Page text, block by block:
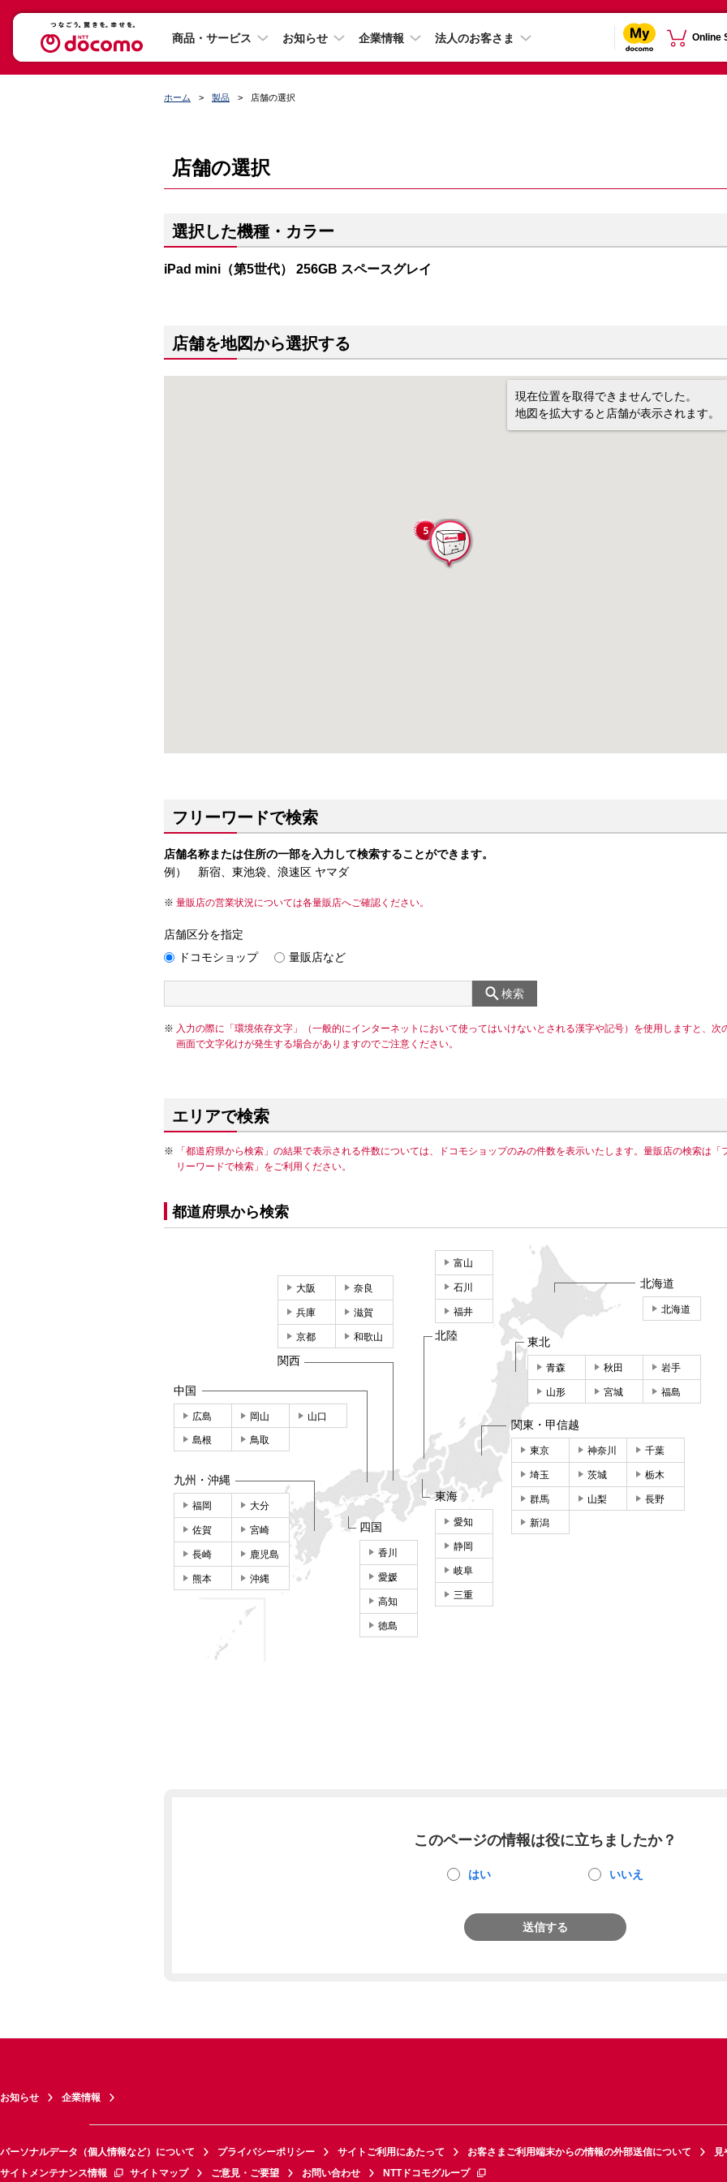
商品・サービス お知らせ 企業情報 法人のお客さま Online
ホーム 製品 店舗の選択
店舗の選択
選択した機種・カラー
iPad mini（第5世代） 256GB スペースグレイ
店舗を地図から選択する
現在位置を取得できませんでした。
地図を拡大すると店舗が表示されます。
フリーワードで検索
店舗名称または住所の一部を入力して検索することができます。
例） 新宿、東池袋、浪速区 ヤマダ
量販店の営業状況については各量販店へご確認ください。
店舗区分を指定
ドコモショップ
量販店など
検索
入力の際に「環境依存文字」（一般的にインターネットにおいて使ってはいけないとされる漢字や記号）を使用しますと、次
画面で文字化けが発生する場合がありますのでご注意ください。
エリアで検索
「都道府県から検索」の結果で表示される件数については、ドコモショップのみの件数を表示いたします。量販店の検索は「
リーワードで検索」をご利用ください。
都道府県から検索
北海道
北海道
東北
青森 秋田 岩手
山形 宮城 福島
関東・甲信越
東京 神奈川 千葉
埼玉 茨城 栃木
群馬 山梨 長野
新潟
東海
愛知
静岡
岐阜
三重
富山
石川
福井
北陸
大阪 奈良
兵庫 滋賀
京都 和歌山
関西
中国
広島 岡山 山口
島根 鳥取
四国
香川
愛媛
高知
徳島
九州・沖縄
福岡 大分
佐賀 宮崎
長崎 鹿児島
熊本 沖縄
このページの情報は役に立ちましたか？
はい いいえ
送信する
お知らせ 企業情報
パーソナルデータ（個人情報など）について プライバシーポリシー サイトご利用にあたって お客さまご利用端末からの情報の外部送信について
見
サイトメンテナンス情報
サイトマップ ご意見・ご要望 お問い合わせ NTTドコモグループ